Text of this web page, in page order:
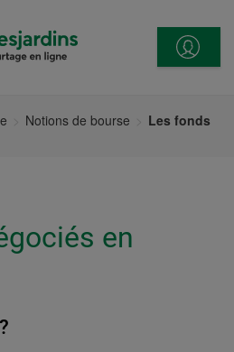
Notions de bourse Les fonds
en